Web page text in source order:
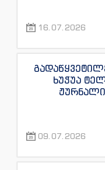
16.07.2026
ხუჭუა
09.07.2026